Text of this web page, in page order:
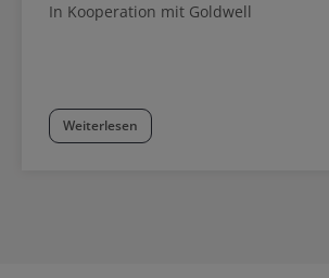
In Kooperation mit Goldwell
Weiterlesen